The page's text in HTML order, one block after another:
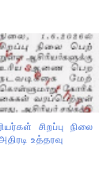
சிறப்பு
உத்தரவு